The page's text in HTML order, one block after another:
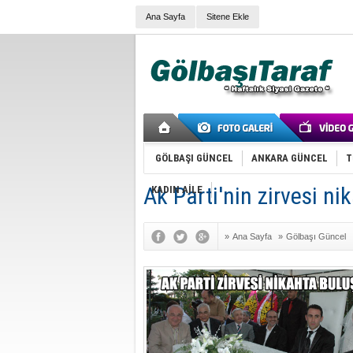
Ana Sayfa Sitene Ekle
GÖLBAŞI GÜNCEL ANKARA GÜNCEL
KADIN AİLE
Ak Parti'nin zirvesi
» Ana Sayfa » Gölbaşı Güncel